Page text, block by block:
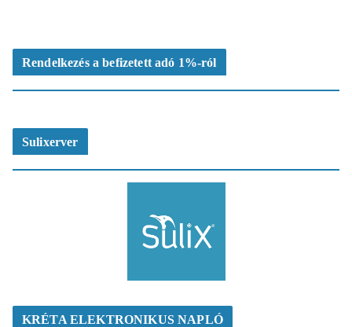
Rendelkezés a befizetett adó 1%-ról
Sulixerver
KRÉTA ELEKTRONIKUS NAPLÓ